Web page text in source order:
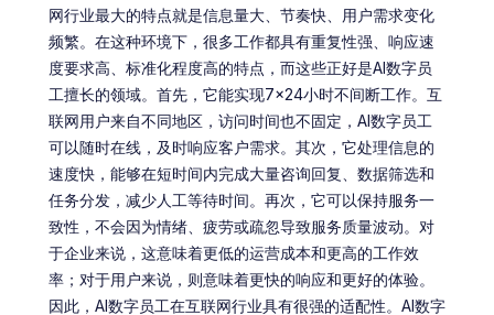
网行业最大的特点就是信息量大、节奏快、用户需求变化
频繁。在这种环境下，很多工作都具有重复性强、响应速
度要求高、标准化程度高的特点，而这些正好是AI数字员
工擅长的领域。首先，它能实现7×24小时不间断工作。互
联网用户来自不同地区，访问时间也不固定，AI数字员工
可以随时在线，及时响应客户需求。其次，它处理信息的
速度快，能够在短时间内完成大量咨询回复、数据筛选和
任务分发，减少人工等待时间。再次，它可以保持服务一
致性，不会因为情绪、疲劳或疏忽导致服务质量波动。对
于企业来说，这意味着更低的运营成本和更高的工作效
率；对于用户来说，则意味着更快的响应和更好的体验。
因此，AI数字员工在互联网行业具有很强的适配性。AI数字